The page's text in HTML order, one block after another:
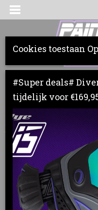
Home>Markers
ALUMINUM TRIGGER (2
Cookies toestaan
#Super deals#
tijdelijk voor